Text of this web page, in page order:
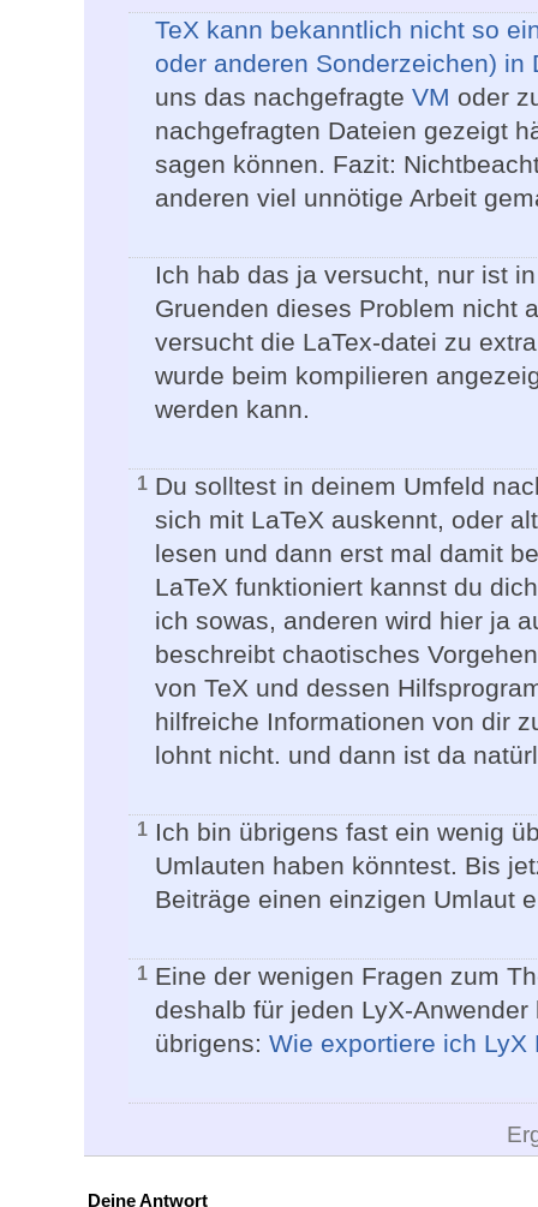
TeX kann bekanntlich nicht so
oder anderen Sonderzeichen) in
uns das nachgefragte VM oder
nachgefragten Dateien gezeigt
sagen können. Fazit:
anderen viel unnötige Arbeit
Ich hab das ja versucht, nur ist
Gruenden dieses Problem nicht
versucht die LaTex-datei zu
wurde beim kompilieren
werden kann.
1 Du solltest in deinem Umfeld
sich mit LaTeX auskennt, oder
lesen und dann erst mal damit
LaTeX funktioniert kannst du
ich sowas, anderen wird hier ja
beschreibt chaotisches
von TeX und dessen
hilfreiche Informationen von dir
lohnt nicht. und dann ist da
1 Ich bin übrigens fast ein wenig
Umlauten haben könntest. Bis
Beiträge einen einzigen Umlaut
1 Eine der wenigen Fragen zum
deshalb für jeden LyX-
übrigens: Wie exportiere ich LyX
Deine Antwort